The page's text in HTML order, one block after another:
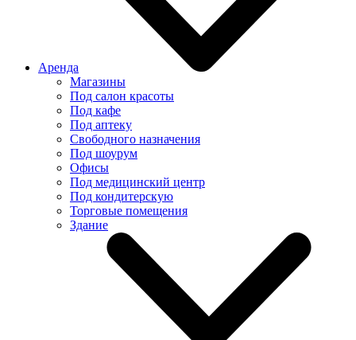
Аренда
Магазины
Под салон красоты
Под кафе
Под аптеку
Свободного назначения
Под шоурум
Офисы
Под медицинский центр
Под кондитерскую
Торговые помещения
Здание